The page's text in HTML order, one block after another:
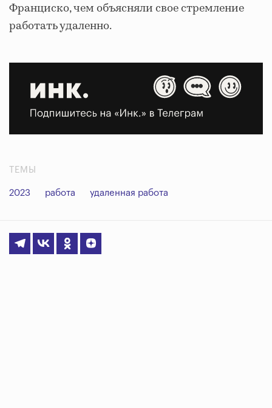
Франциско, чем объясняли свое стремление
работать удаленно.
ТЕМЫ
2023 работа удаленная работа